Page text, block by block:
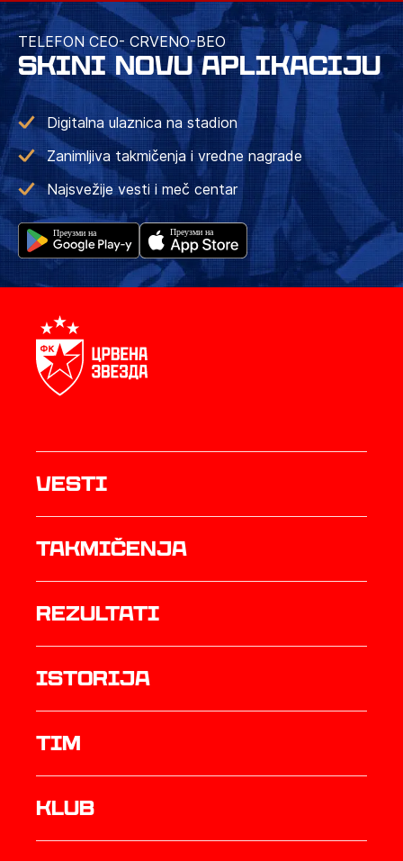
TELEFON CEO- CRVENO-BEO
SKINI NOVU APLIKACIJU
Digitalna ulaznica na stadion
Zanimljiva takmičenja i vredne nagrade
Najsvežije vesti i meč centar
Vesti
Takmičenja
rezultati
istorija
TIM
Klub